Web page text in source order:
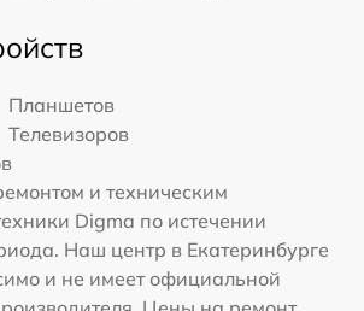
Планшетов
Телевизоров
и техническим
Digma по истечении
Наш центр в Екатеринбурге
и не имеет официальной